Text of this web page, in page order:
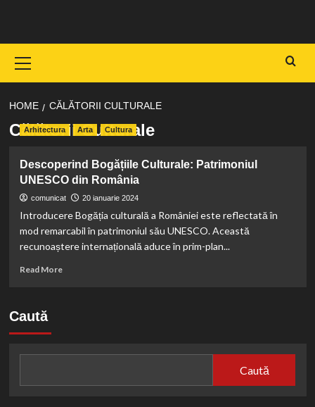
content
Menu
HOME CĂLĂTORII CULTURALE
Călătorii Culturale
Arhitectura Arta Cultura
Descoperind Bogățiile Culturale: Patrimoniul
UNESCO din România
comunicat 20 ianuarie 2024
Introducere Bogăția culturală a României este reflectată în
mod remarcabil în patrimoniul său UNESCO. Această
recunoaștere internațională aduce în prim-plan...
Read MoreRead
România
Caută
Caută